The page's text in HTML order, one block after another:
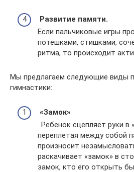
Развитие памяти.
Если пальчиковые игры
потешками, стишками,
ритма, то происходит
Мы предлагаем следующие виды
гимнастики:
«Замок»
. Ребенок сцепляет руки в
переплетая между собой
произносит
раскачивает «замок» в
замок, кто его открыть